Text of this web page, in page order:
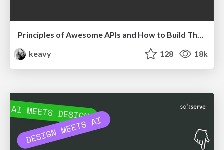
Principles of Awesome APIs and How to Build Them.
keavy
128 18k